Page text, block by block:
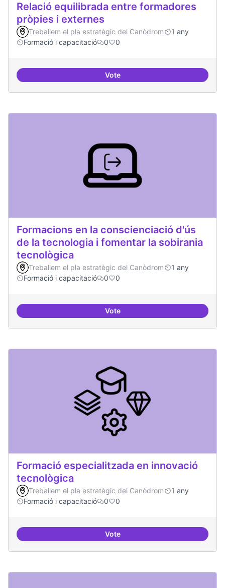
Relació equilibrada entre formadores
pròpies i externes
Treballem el pla estratègic del Canòdrom
1 any
Formació i capacitació
0 0
VoteRelació equilibrada entre
Formacions en la conscienciació d'ús
de la tecnologia i fomentar la sobirania
tecnològica
Treballem el pla estratègic del Canòdrom
1 any
Formació i capacitació
0 0
VoteFormacions en la
Formació especialitzada en innovació
tecnològica
Treballem el pla estratègic del Canòdrom
1 any
Formació i capacitació
0 0
VoteFormació especialitzada en